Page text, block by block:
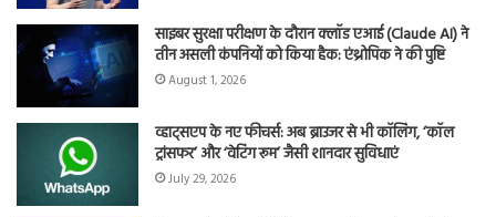
साइबर सुरक्षा परीक्षण के दौरान क्लॉड एआई (Claude AI) ने
तीन असली कंपनियों को किया हैक: एंथ्रोपिक ने की पुष्टि
August 1, 2026
व्हाट्सएप के नए फीचर्स: अब ब्राउजर से भी कॉलिंग, ‘कॉल
ट्रांसफर’ और ‘वेटिंग रूम’ जैसी शानदार सुविधाएं
July 29, 2026